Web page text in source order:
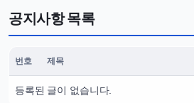
공지사항 목록
번호 제목
등록된 글이 없습니다.